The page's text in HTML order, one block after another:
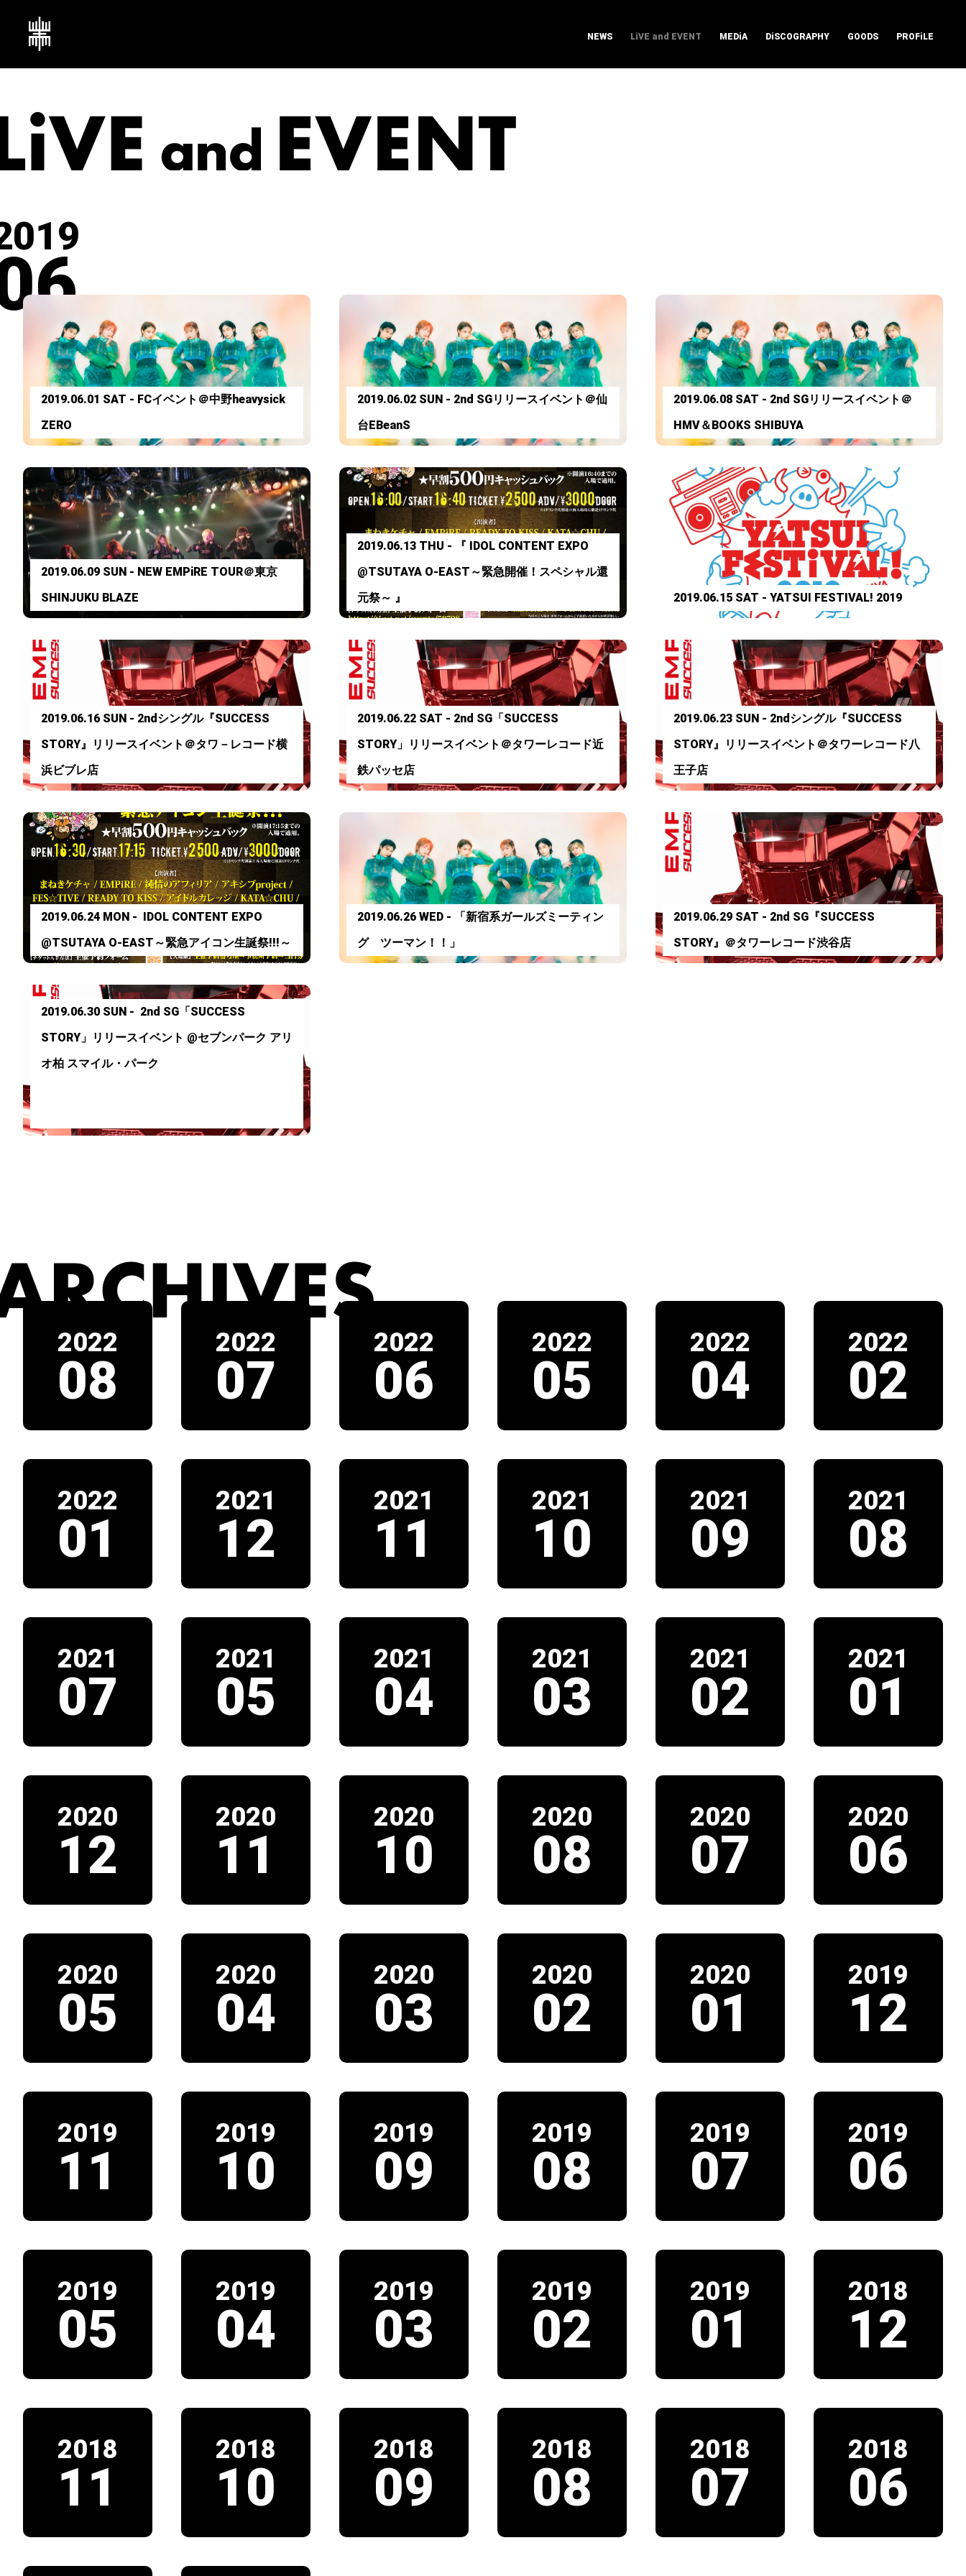
NEWS LiVE and EVENT MEDiA DiSCOGRAPHY GOODS PROFiLE
2019.06.01 SAT - FCイベント＠中野heavysick
ZERO
2019.06.02 SUN - 2nd SGリリースイベント＠仙
台EBeanS
2019.06.08 SAT - 2nd SGリリースイベント＠
HMV＆BOOKS SHIBUYA
2019.06.09 SUN - NEW EMPiRE TOUR＠東京
SHINJUKU BLAZE
2019.06.13 THU - 『 IDOL CONTENT EXPO
@TSUTAYA O-EAST～緊急開催！スペシャル還
元祭～ 』
2019.06.15 SAT - YATSUI FESTIVAL! 2019
2019.06.16 SUN - 2ndシングル『SUCCESS
STORY』リリースイベント＠タワ－レコード横
浜ビブレ店
2019.06.22 SAT - 2nd SG「SUCCESS
STORY」リリースイベント＠タワーレコード近
鉄パッセ店
2019.06.23 SUN - 2ndシングル『SUCCESS
STORY』リリースイベント＠タワーレコード八
王子店
2019.06.24 MON - IDOL CONTENT EXPO
@TSUTAYA O-EAST～緊急アイコン生誕祭!!!～
2019.06.26 WED - 「新宿系ガールズミーティン
グ ツーマン！！」
2019.06.29 SAT - 2nd SG『SUCCESS
STORY』＠タワーレコード渋谷店
2019.06.30 SUN - 2nd SG「SUCCESS
STORY」リリースイベント @セブンパーク アリ
オ柏 スマイル・パーク
2022
08
2022
07
2022
06
2022
05
2022
04
2022
02
2022
01
2021
12
2021
11
2021
10
2021
09
2021
08
2021
07
2021
05
2021
04
2021
03
2021
02
2021
01
2020
12
2020
11
2020
10
2020
08
2020
07
2020
06
2020
05
2020
04
2020
03
2020
02
2020
01
2019
12
2019
11
2019
10
2019
09
2019
08
2019
07
2019
06
2019
05
2019
04
2019
03
2019
02
2019
01
2018
12
2018
11
2018
10
2018
09
2018
08
2018
07
2018
06